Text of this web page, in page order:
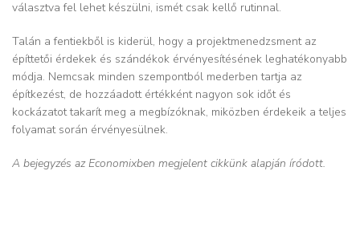
választva fel lehet készülni, ismét csak kellő rutinnal.
Talán a fentiekből is kiderül, hogy a projektmenedzsment az
építtetői érdekek és szándékok érvényesítésének leghatékonyabb
módja. Nemcsak minden szempontból mederben tartja az
építkezést, de hozzáadott értékként nagyon sok időt és
kockázatot takarít meg a megbízóknak, miközben érdekeik a teljes
folyamat során érvényesülnek.
A bejegyzés az Economixben megjelent cikkünk alapján íródott.